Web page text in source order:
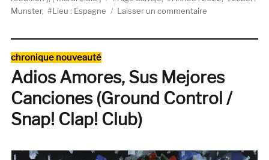
Munster, Lieu : Espagne Laisser un commentaire
3
(Munster)
Catégories
chronique nouveauté
Adios Amores, Sus Mejores
Canciones (Ground Control /
Snap! Clap! Club)